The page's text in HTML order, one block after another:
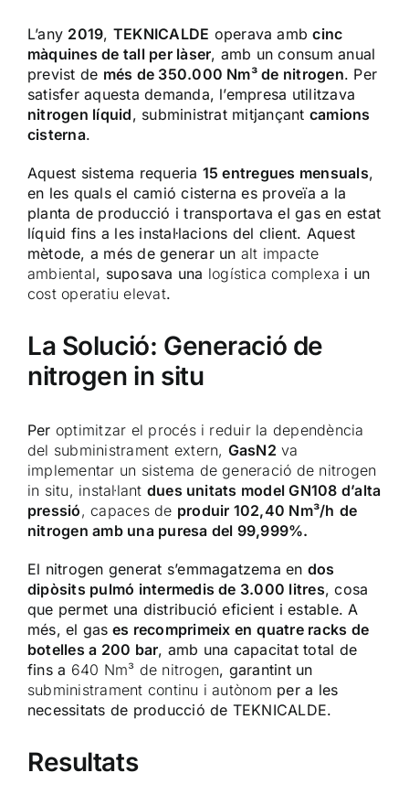
L’any 2019, TEKNICALDE operava ambcinc
màquines de tall per làser, amb un consum anual
previst de més de 350.000 Nm³ de nitrogen. Per
satisfer aquesta demanda, l’empresa utilitzava
nitrogen líquid, subministrat mitjançant camions
cisterna.
Aquest sistema requeria 15 entregues mensuals,
en les quals el camió cisterna es proveïa a la
planta de producció i transportava el gas en estat
líquid fins a les instal·lacions del client. Aquest
mètode, a més de generar un alt impacte
ambiental, suposava una logística complexa i un
cost operatiu elevat.
La Solució: Generació de
nitrogen in situ
Per optimitzar el procés i reduir la dependència
del subministrament extern, GasN2 va
implementar un sistema de generació de nitrogen
in situ, instal·lant dues unitats model GN108 d’alta
pressió, capaces de produir 102,40 Nm³/h de
nitrogen amb una puresa del 99,999%.
El nitrogen generat s’emmagatzema en dos
dipòsits pulmó intermedis de 3.000 litres, cosa
que permet una distribució eficient i estable. A
més, el gas es recomprimeix en quatre racks de
botelles a 200 bar, amb una capacitat total de
fins a 640 Nm³ de nitrogen, garantint un
subministrament continu i autònom per a les
necessitats de producció de TEKNICALDE.
Resultats